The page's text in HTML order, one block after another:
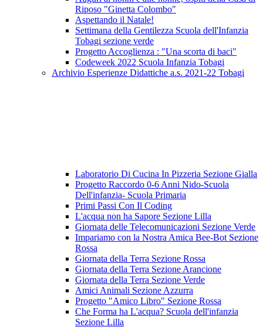
Riposo "Ginetta Colombo"
Aspettando il Natale!
Settimana della Gentilezza Scuola dell'Infanzia
Tobagi sezione verde
Progetto Accoglienza : "Una scorta di baci"
Codeweek 2022 Scuola Infanzia Tobagi
Archivio Esperienze Didattiche a.s. 2021-22 Tobagi
Laboratorio Di Cucina In Pizzeria Sezione Gialla
Progetto Raccordo 0-6 Anni Nido-Scuola
Dell'infanzia- Scuola Primaria
Primi Passi Con Il Coding
L'acqua non ha Sapore Sezione Lilla
Giornata delle Telecomunicazioni Sezione Verde
Impariamo con la Nostra Amica Bee-Bot Sezione
Rossa
Giornata della Terra Sezione Rossa
Giornata della Terra Sezione Arancione
Giornata della Terra Sezione Verde
Amici Animali Sezione Azzurra
Progetto "Amico Libro" Sezione Rossa
Che Forma ha L'acqua? Scuola dell'infanzia
Sezione Lilla